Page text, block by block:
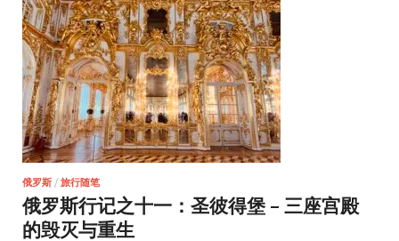
俄罗斯 / 旅行随笔
俄罗斯行记之十一：圣彼得堡 – 三座宫殿
的毁灭与重生